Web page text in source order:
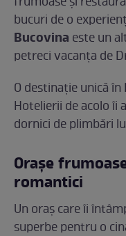
bucuri de o
Bucovina este un
petreci vacanța de
O destinație unică
Hotelierii de acolo îi
dornici de plimbări
Orașe
romantici
Un oraș care îi
superbe pentru o